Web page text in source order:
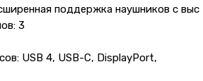
поддержка наушников с выс
3
USB 4, USB-C, DisplayPort,